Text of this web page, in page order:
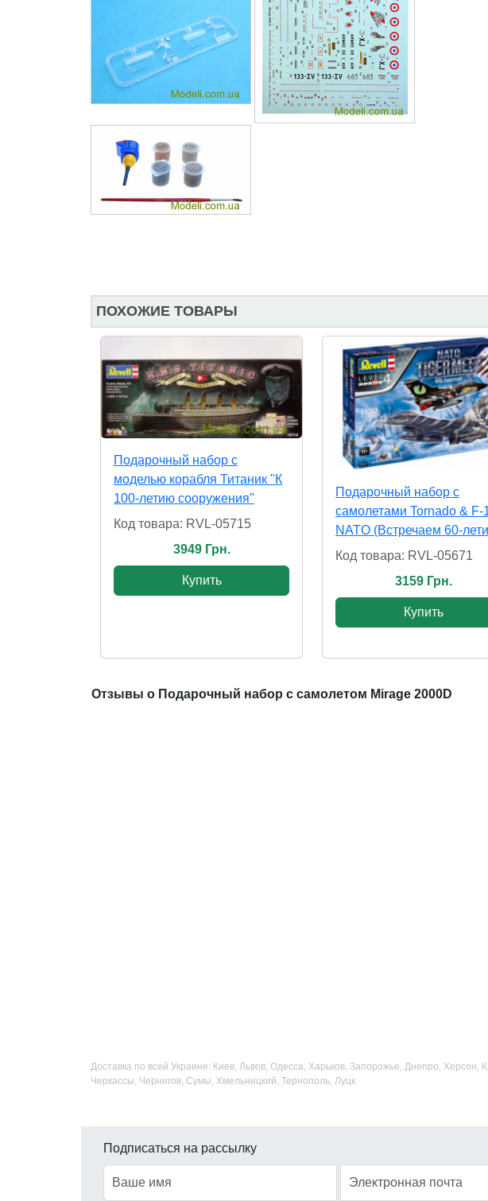
ПОХОЖИЕ ТОВАРЫ
Подарочный набор с
моделью корабля Титаник "К
100-летию сооружения"
Код товара: RVL-05715
3949 Грн.
Купить
Подарочный набор с
самолетами Tornado & F-
NATO (Встречаем 60-
Код товара: RVL-05671
3159 Грн.
Купить
Отзывы о Подарочный набор с самолетом Mirage 2000D
Доставка по всей Украине: Киев, Львов, Одесса, Харьков, Запорожье, Днепро,
Черкассы, Чернигов, Сумы, Хмельницкий, Тернополь, Луцк
Подписаться на рассылку